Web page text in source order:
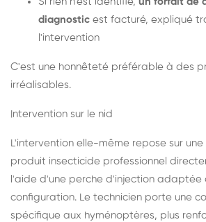
diagnostic est facturé, expliqué
l'intervention
C'est une honnêteté préférable à des
irréalisables.
Intervention sur le nid
L'intervention elle-même repose sur
produit insecticide professionnel
l'aide d'une perche d'injection adaptée
configuration. Le technicien porte une
spécifique aux hyménoptères, plus